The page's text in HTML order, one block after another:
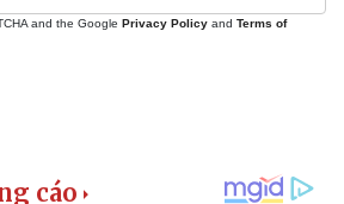
and the Google Privacy Policy and Terms of